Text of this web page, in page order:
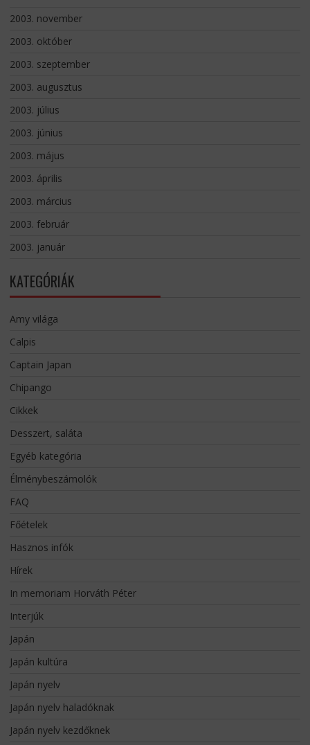
2003. november
2003. október
2003. szeptember
2003. augusztus
2003. július
2003. június
2003. május
2003. április
2003. március
2003. február
2003. január
KATEGÓRIÁK
Amy világa
Calpis
Captain Japan
Chipango
Cikkek
Desszert, saláta
Egyéb kategória
Élménybeszámolók
FAQ
Főételek
Hasznos infók
Hírek
In memoriam Horváth Péter
Interjúk
Japán
Japán kultúra
Japán nyelv
Japán nyelv haladóknak
Japán nyelv kezdőknek